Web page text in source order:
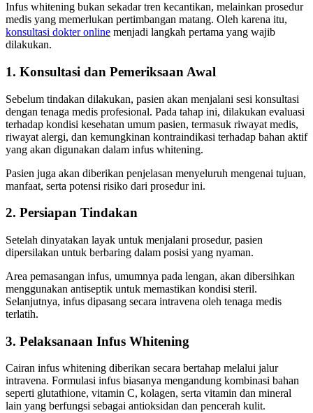
Infus whitening bukan sekadar tren kecantikan, melainkan prosedur
medis yang memerlukan pertimbangan matang. Oleh karena itu,
konsultasi dokter online menjadi langkah pertama yang wajib
dilakukan.
1. Konsultasi dan Pemeriksaan Awal
Sebelum tindakan dilakukan, pasien akan menjalani sesi konsultasi
dengan tenaga medis profesional. Pada tahap ini, dilakukan evaluasi
terhadap kondisi kesehatan umum pasien, termasuk riwayat medis,
riwayat alergi, dan kemungkinan kontraindikasi terhadap bahan aktif
yang akan digunakan dalam infus whitening.
Pasien juga akan diberikan penjelasan menyeluruh mengenai tujuan,
manfaat, serta potensi risiko dari prosedur ini.
2. Persiapan Tindakan
Setelah dinyatakan layak untuk menjalani prosedur, pasien
dipersilakan untuk berbaring dalam posisi yang nyaman.
Area pemasangan infus, umumnya pada lengan, akan dibersihkan
menggunakan antiseptik untuk memastikan kondisi steril.
Selanjutnya, infus dipasang secara intravena oleh tenaga medis
terlatih.
3. Pelaksanaan Infus Whitening
Cairan infus whitening diberikan secara bertahap melalui jalur
intravena. Formulasi infus biasanya mengandung kombinasi bahan
seperti glutathione, vitamin C, kolagen, serta vitamin dan mineral
lain yang berfungsi sebagai antioksidan dan pencerah kulit.